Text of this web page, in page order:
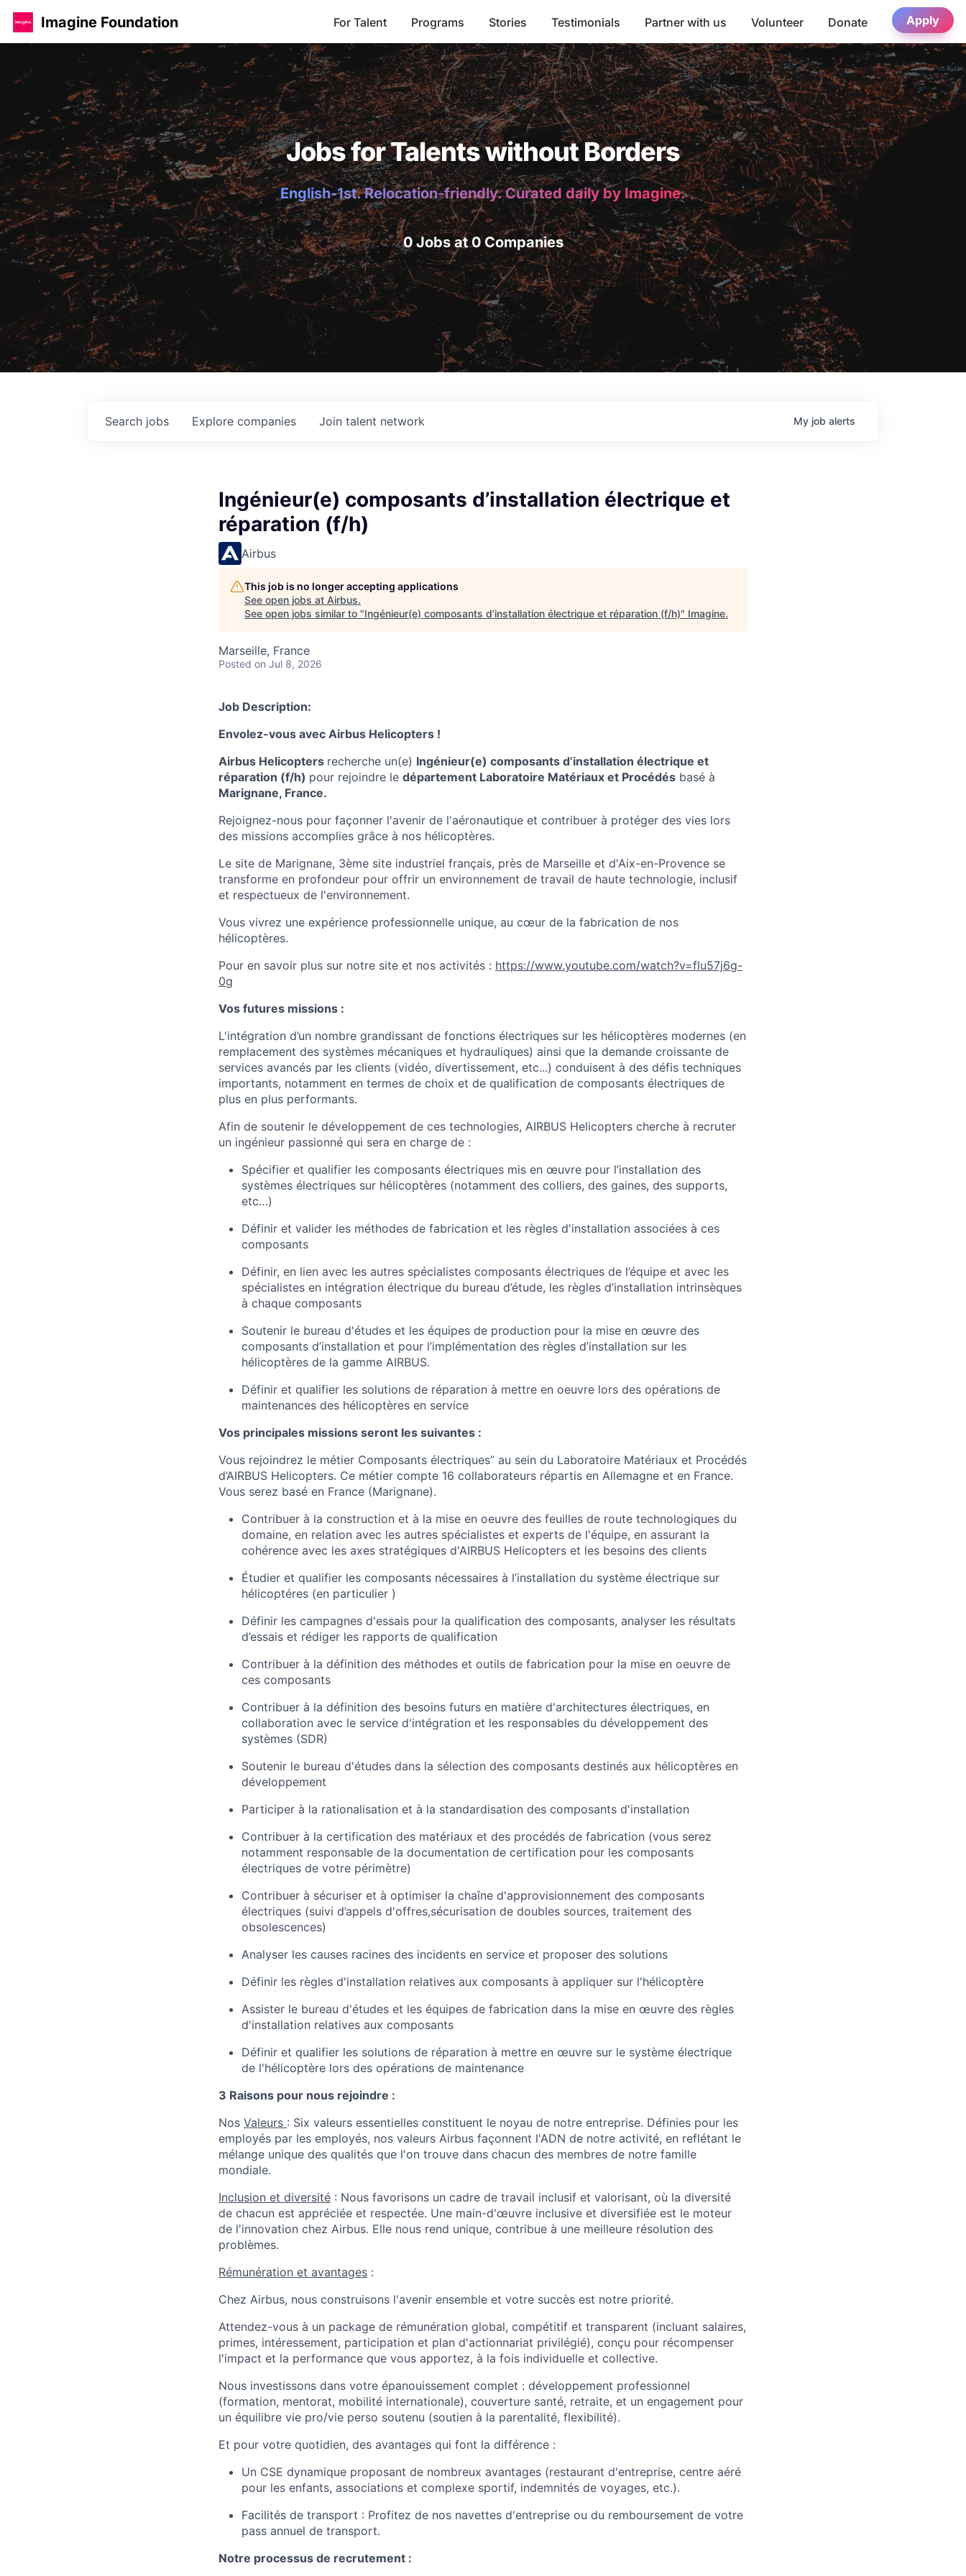
Imagine Foundation For Talent Programs Stories Testimonials Partner with us Volunteer Donate Apply
Jobs for Talents without Borders
English-1st. Relocation-friendly. Curated daily by Imagine.
0 Jobs at 0 Companies
Search jobs Explore companies Join talent network My job alerts
Ingénieur(e) composants d’installation électrique et
réparation (f/h)
Airbus
This job is no longer accepting applications
See open jobs at Airbus.
See open jobs similar to "Ingénieur(e) composants d’installation électrique et réparation (f/h)" Imagine.
Marseille, France
Posted on Jul 8, 2026
Job Description:
Envolez-vous avec Airbus Helicopters !
Airbus Helicopters recherche un(e) Ingénieur(e) composants d’installation électrique et
réparation (f/h) pour rejoindre le département Laboratoire Matériaux et Procédés basé à
Marignane, France.
Rejoignez-nous pour façonner l'avenir de l'aéronautique et contribuer à protéger des vies lors
des missions accomplies grâce à nos hélicoptères.
Le site de Marignane, 3ème site industriel français, près de Marseille et d'Aix-en-Provence se
transforme en profondeur pour offrir un environnement de travail de haute technologie, inclusif
et respectueux de l'environnement.
Vous vivrez une expérience professionnelle unique, au cœur de la fabrication de nos
hélicoptères.
Pour en savoir plus sur notre site et nos activités : https://www.youtube.com/watch?v=flu57j6g-
0g
Vos futures missions :
L'intégration d’un nombre grandissant de fonctions électriques sur les hélicoptères modernes (en
remplacement des systèmes mécaniques et hydrauliques) ainsi que la demande croissante de
services avancés par les clients (vidéo, divertissement, etc...) conduisent à des défis techniques
importants, notamment en termes de choix et de qualification de composants électriques de
plus en plus performants.
Afin de soutenir le développement de ces technologies, AIRBUS Helicopters cherche à recruter
un ingénieur passionné qui sera en charge de :
Spécifier et qualifier les composants électriques mis en œuvre pour l’installation des
systèmes électriques sur hélicoptères (notamment des colliers, des gaines, des supports,
etc…)
Définir et valider les méthodes de fabrication et les règles d'installation associées à ces
composants
Définir, en lien avec les autres spécialistes composants électriques de l’équipe et avec les
spécialistes en intégration électrique du bureau d’étude, les règles d’installation intrinsèques
à chaque composants
Soutenir le bureau d'études et les équipes de production pour la mise en œuvre des
composants d’installation et pour l’implémentation des règles d’installation sur les
hélicoptères de la gamme AIRBUS.
Définir et qualifier les solutions de réparation à mettre en oeuvre lors des opérations de
maintenances des hélicoptères en service
Vos principales missions seront les suivantes :
Vous rejoindrez le métier Composants électriques” au sein du Laboratoire Matériaux et Procédés
d’AIRBUS Helicopters. Ce métier compte 16 collaborateurs répartis en Allemagne et en France.
Vous serez basé en France (Marignane).
Contribuer à la construction et à la mise en oeuvre des feuilles de route technologiques du
domaine, en relation avec les autres spécialistes et experts de l'équipe, en assurant la
cohérence avec les axes stratégiques d'AIRBUS Helicopters et les besoins des clients
Étudier et qualifier les composants nécessaires à l’installation du système électrique sur
hélicoptéres (en particulier )
Définir les campagnes d'essais pour la qualification des composants, analyser les résultats
d’essais et rédiger les rapports de qualification
Contribuer à la définition des méthodes et outils de fabrication pour la mise en oeuvre de
ces composants
Contribuer à la définition des besoins futurs en matière d'architectures électriques, en
collaboration avec le service d'intégration et les responsables du développement des
systèmes (SDR)
Soutenir le bureau d'études dans la sélection des composants destinés aux hélicoptères en
développement
Participer à la rationalisation et à la standardisation des composants d'installation
Contribuer à la certification des matériaux et des procédés de fabrication (vous serez
notamment responsable de la documentation de certification pour les composants
électriques de votre périmètre)
Contribuer à sécuriser et à optimiser la chaîne d'approvisionnement des composants
électriques (suivi d’appels d'offres,sécurisation de doubles sources, traitement des
obsolescences)
Analyser les causes racines des incidents en service et proposer des solutions
Définir les règles d'installation relatives aux composants à appliquer sur l'hélicoptère
Assister le bureau d'études et les équipes de fabrication dans la mise en œuvre des règles
d'installation relatives aux composants
Définir et qualifier les solutions de réparation à mettre en œuvre sur le système électrique
de l'hélicoptère lors des opérations de maintenance
3 Raisons pour nous rejoindre :
Nos Valeurs : Six valeurs essentielles constituent le noyau de notre entreprise. Définies pour les
employés par les employés, nos valeurs Airbus façonnent l'ADN de notre activité, en reflétant le
mélange unique des qualités que l'on trouve dans chacun des membres de notre famille
mondiale.
Inclusion et diversité : Nous favorisons un cadre de travail inclusif et valorisant, où la diversité
de chacun est appréciée et respectée. Une main-d'œuvre inclusive et diversifiée est le moteur
de l'innovation chez Airbus. Elle nous rend unique, contribue à une meilleure résolution des
problèmes.
Rémunération et avantages :
Chez Airbus, nous construisons l'avenir ensemble et votre succès est notre priorité.
Attendez-vous à un package de rémunération global, compétitif et transparent (incluant salaires,
primes, intéressement, participation et plan d'actionnariat privilégié), conçu pour récompenser
l'impact et la performance que vous apportez, à la fois individuelle et collective.
Nous investissons dans votre épanouissement complet : développement professionnel
(formation, mentorat, mobilité internationale), couverture santé, retraite, et un engagement pour
un équilibre vie pro/vie perso soutenu (soutien à la parentalité, flexibilité).
Et pour votre quotidien, des avantages qui font la différence :
Un CSE dynamique proposant de nombreux avantages (restaurant d'entreprise, centre aéré
pour les enfants, associations et complexe sportif, indemnités de voyages, etc.).
Facilités de transport : Profitez de nos navettes d'entreprise ou du remboursement de votre
pass annuel de transport.
Notre processus de recrutement :